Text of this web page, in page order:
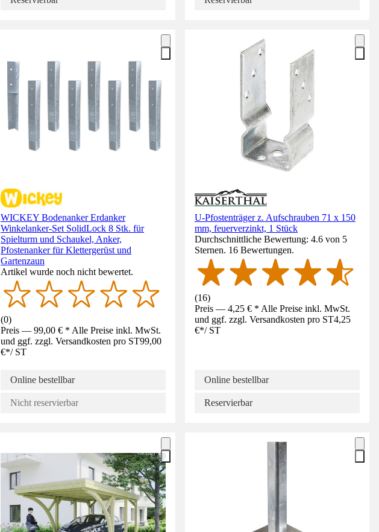
WICKEY Bodenanker Erdanker
Winkelanker-Set SolidLock 8 Stk. für
Spielturm und Schaukel, Anker,
Pfostenanker für Klettergerüst und
Gartenzaun
Artikel wurde noch nicht bewertet.
(0)
Preis — 99,00 € * Alle Preise inkl. MwSt.
und ggf. zzgl. Versandkosten pro ST99,00
€*/ ST
Online bestellbar
Nicht reservierbar
U-Pfostenträger z. Aufschrauben 71 x 150
mm, feuerverzinkt, 1 Stück
Durchschnittliche Bewertung: 4.6 von 5
Sternen. 16 Bewertungen.
(16)
Preis — 4,25 € * Alle Preise inkl. MwSt.
und ggf. zzgl. Versandkosten pro ST4,25
€*/ ST
Online bestellbar
Reservierbar